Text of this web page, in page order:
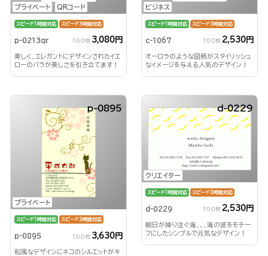
プライベート QRコード
スピード1時間対応 スピード3時間対応
p-0213qr 100枚 3,080円
美しく、エレガントにデザインされたイエ
ローのバラが美しさを引き立てます！
ビジネス
スピード1時間対応 スピード3時間対応
c-1067 100枚 2,530円
オーロラのような図柄がスタイリッシュ
なイメージを与える人気のデザイン！
プライベート
p-0895
スピード1時間対応 スピード3時間対応
p-0895 100枚 3,630円
和風なデザインにネコのシルエットがキ
クリエイター
d-0229
スピード1時間対応 スピード3時間対応
d-0229 100枚 2,530円
朝日が降り注ぐ海、、、海の波をモチー
フにしたシンプルで元気なデザイン！